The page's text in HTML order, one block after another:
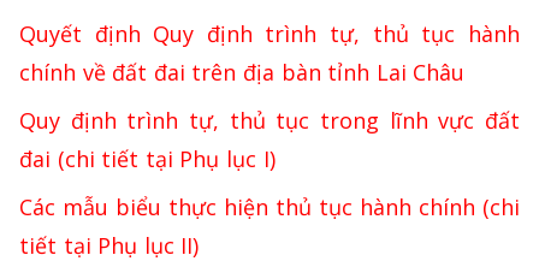
Quyết định Quy định trình tự, thủ tục hành
chính về đất đai trên địa bàn tỉnh Lai Châu
Quy định trình tự, thủ tục trong lĩnh vực đất
đai (chi tiết tại Phụ lục I)
Các mẫu biểu thực hiện thủ tục hành chính (chi
tiết tại Phụ lục II)